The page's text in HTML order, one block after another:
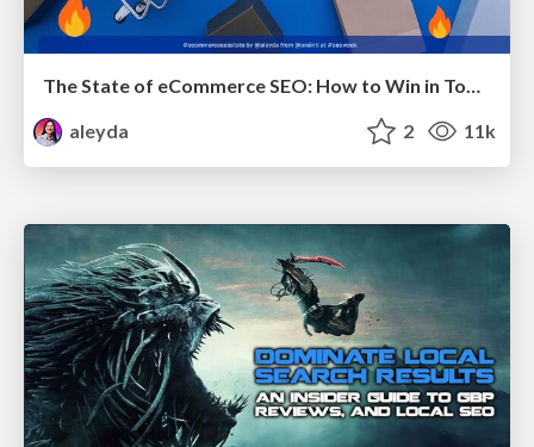
aleyda
2 11k